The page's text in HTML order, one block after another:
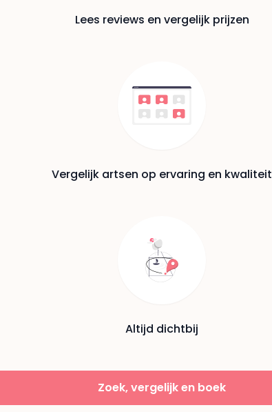
Lees reviews en vergelijk prijzen
Vergelijk artsen op ervaring en kwaliteit
Altijd dichtbij
Zoek, vergelijk en boek